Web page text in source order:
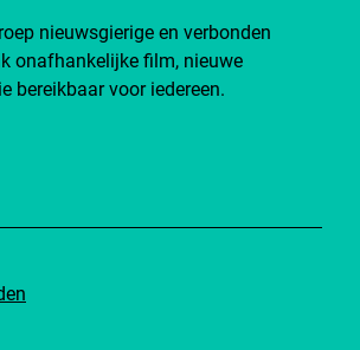
nieuwsgierige en verbonden
onafhankelijke film, nieuwe
bereikbaar voor iedereen.